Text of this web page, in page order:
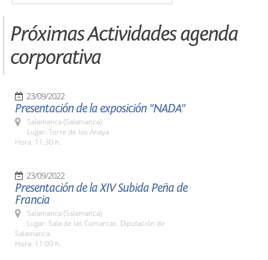
Próximas Actividades agenda
corporativa
23/09/2022
Presentación de la exposición "NADA"
Salamanca (Salamanca)
Lugar: Torre de los Anaya
Hora: 11:30 h.
23/09/2022
Presentación de la XIV Subida Peña de
Francia
Salamanca (Salamanca)
Lugar: Sala de las Comarcas. Diputación de
Salamanca.
Hora: 11:00 h.